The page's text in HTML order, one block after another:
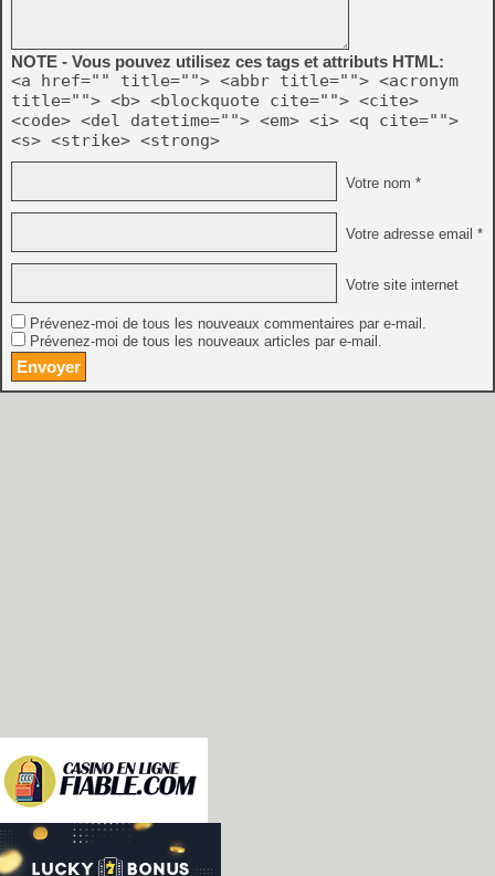
NOTE - Vous pouvez utilisez ces tags et attributs HTML:
<a href="" title=""> <abbr title=""> <acronym
title=""> <b> <blockquote cite=""> <cite>
<code> <del datetime=""> <em> <i> <q cite="">
<s> <strike> <strong>
Votre nom *
Votre adresse email *
Votre site internet
Prévenez-moi de tous les nouveaux commentaires par e-mail.
Prévenez-moi de tous les nouveaux articles par e-mail.